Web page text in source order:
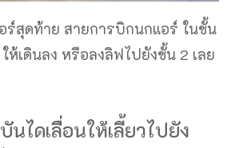
อร์สุดท้าย สายการบิกนกแอร์ ในชั้น
ห้เดินลง หรือลงลิฟไปยังชั้น 2 เลย
นไดเลื่อนให้เลี้ยวไปยัง